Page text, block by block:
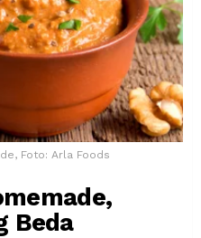
Foto: Arla Foods
Beda